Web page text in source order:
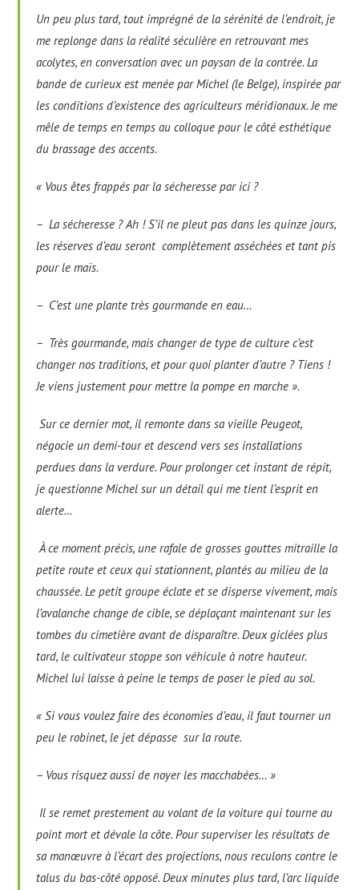
Un peu plus tard, tout imprégné de la sérénité de l’endroit, je
me replonge dans la réalité séculière en retrouvant mes
acolytes, en conversation avec un paysan de la contrée. La
bande de curieux est menée par Michel (le Belge), inspirée par
les conditions d’existence des agriculteurs méridionaux. Je me
mêle de temps en temps au colloque pour le côté esthétique
du brassage des accents.
« Vous êtes frappés par la sécheresse par ici ?
– La sécheresse ? Ah ! S’il ne pleut pas dans les quinze jours,
les réserves d’eau seront complètement asséchées et tant pis
pour le maïs.
– C’est une plante très gourmande en eau…
– Très gourmande, mais changer de type de culture c’est
changer nos traditions, et pour quoi planter d’autre ? Tiens !
Je viens justement pour mettre la pompe en marche ».
Sur ce dernier mot, il remonte dans sa vieille Peugeot,
négocie un demi-tour et descend vers ses installations
perdues dans la verdure. Pour prolonger cet instant de répit,
je questionne Michel sur un détail qui me tient l’esprit en
alerte…
À ce moment précis, une rafale de grosses gouttes mitraille la
petite route et ceux qui stationnent, plantés au milieu de la
chaussée. Le petit groupe éclate et se disperse vivement, mais
l’avalanche change de cible, se déplaçant maintenant sur les
tombes du cimetière avant de disparaître. Deux giclées plus
tard, le cultivateur stoppe son véhicule à notre hauteur.
Michel lui laisse à peine le temps de poser le pied au sol.
« Si vous voulez faire des économies d’eau, il faut tourner un
peu le robinet, le jet dépasse sur la route.
– Vous risquez aussi de noyer les macchabées… »
Il se remet prestement au volant de la voiture qui tourne au
point mort et dévale la côte. Pour superviser les résultats de
sa manœuvre à l’écart des projections, nous reculons contre le
talus du bas-côté opposé. Deux minutes plus tard, l’arc liquide